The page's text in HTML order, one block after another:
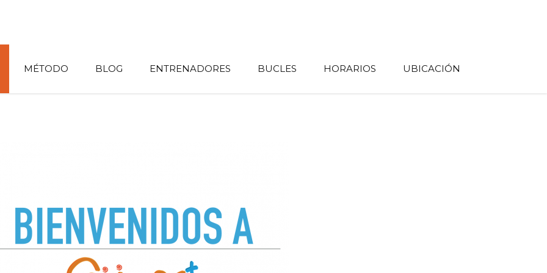
MÉTODO BLOG ENTRENADORES BUCLES HORARIOS UBICACIÓN